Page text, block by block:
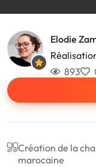
Elodie
893
Création de la
marocaine